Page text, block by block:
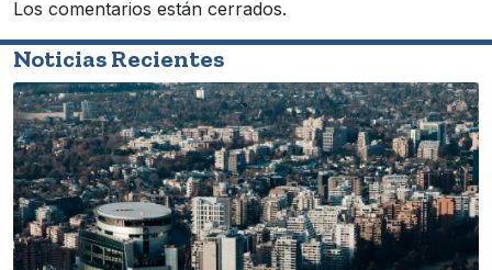
Los comentarios están cerrados.
Noticias Recientes